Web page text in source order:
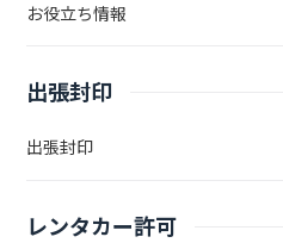
お役立ち情報
出張封印
出張封印
レンタカー許可